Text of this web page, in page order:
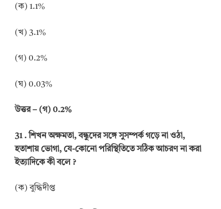
(ক) 1.1%
(খ) 3.1%
(গ) 0.2%
(ঘ) 0.03%
উত্তর– (গ) 0.2%
31 .শিখন অক্ষমতা, বন্ধুদের সঙ্গে সুসম্পর্ক গড়ে না ওঠা,
হতাশায় ভোগা, যে-কোনো পরিস্থিতিতে সঠিক আচরণ না করা
ইত্যাদিকে কী বলে ?
(ক) বুদ্ধিদীপ্ত